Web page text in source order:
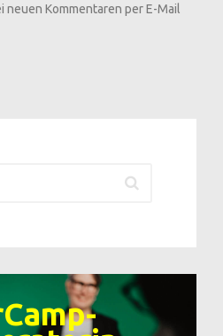
neuen Kommentaren per E-Mail